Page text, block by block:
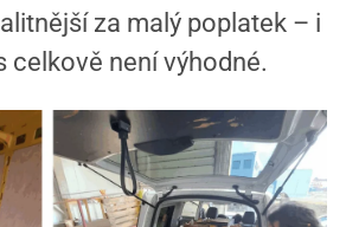
za malý poplatek – i
celkově není výhodné.